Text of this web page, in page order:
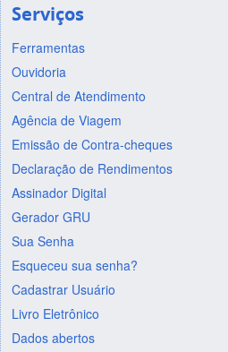
Serviços
Ferramentas
Ouvidoria
Central de Atendimento
Agência de Viagem
Emissão de Contra-cheques
Declaração de Rendimentos
Assinador Digital
Gerador GRU
Sua Senha
Esqueceu sua senha?
Cadastrar Usuário
Livro Eletrônico
Dados abertos